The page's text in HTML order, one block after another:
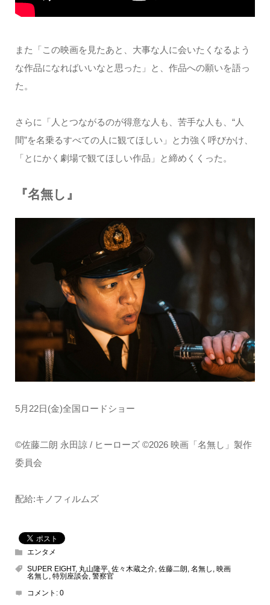
また「この映画を見たあと、大事な人に会いたくなるよう
な作品になればいいなと思った」と、作品への願いを語っ
た。
さらに「人とつながるのが得意な人も、苦手な人も、“人
間”を名乗るすべての人に観てほしい」と力強く呼びかけ、
「とにかく劇場で観てほしい作品」と締めくくった。
『名無し』
5月22日(金)全国ロードショー
©佐藤二朗 永田諒 / ヒーローズ ©2026 映画「名無し」製作
委員会
配給:キノフィルムズ
エンタメ
SUPER EIGHT, 丸山隆平, 佐々木蔵之介, 佐藤二朗, 名無し , 映画
名無し , 特別座談会, 警察官
コメント: 0